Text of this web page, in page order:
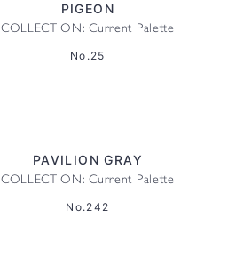
PIGEON
COLLECTION: Current Palette
No.25
PAVILION GRAY
COLLECTION: Current Palette
No.242